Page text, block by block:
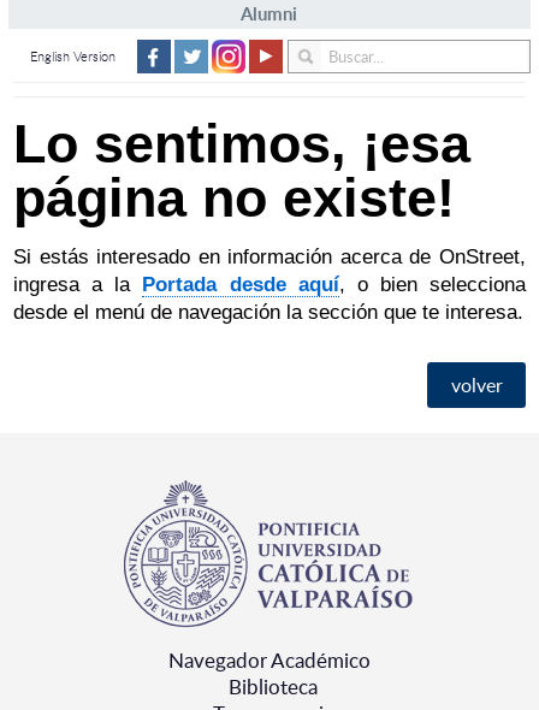
Alumni
English Version
Lo sentimos, ¡esa
página no existe!
Si estás interesado en información acerca de OnStreet,
ingresa a la
Portada desde aquí, o bien selecciona
desde el menú de navegación la sección que te interesa.
volver
Navegador Académico
Biblioteca